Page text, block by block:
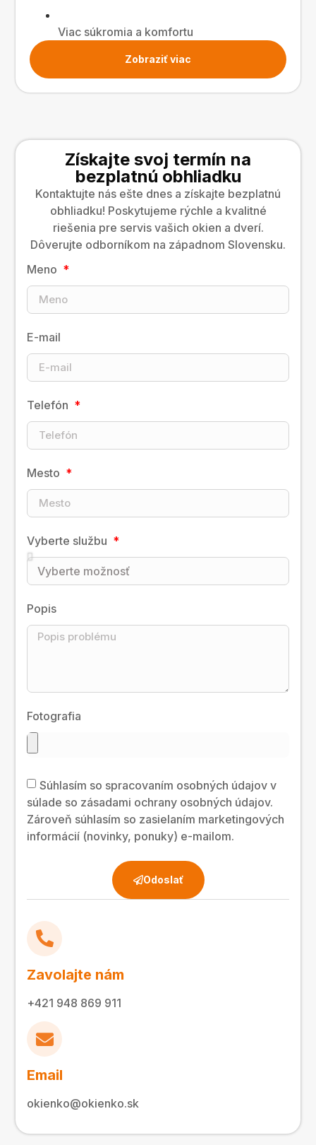
Viac súkromia a komfortu
Zobraziť viac
Získajte svoj termín na
bezplatnú obhliadku
Kontaktujte nás ešte dnes a získajte bezplatnú
obhliadku! Poskytujeme rýchle a kvalitné
riešenia pre servis vašich okien a dverí.
Dôverujte odborníkom na západnom Slovensku.
Meno
E-mail
Telefón
Mesto
Vyberte službu
Popis
Fotografia
Súhlasím so spracovaním osobných údajov v
súlade so zásadami ochrany osobných údajov.
Zároveň súhlasím so zasielaním marketingových
informácií (novinky, ponuky) e-mailom.
Odoslať
Zavolajte nám
+421 948 869 911
Email
okienko@okienko.sk